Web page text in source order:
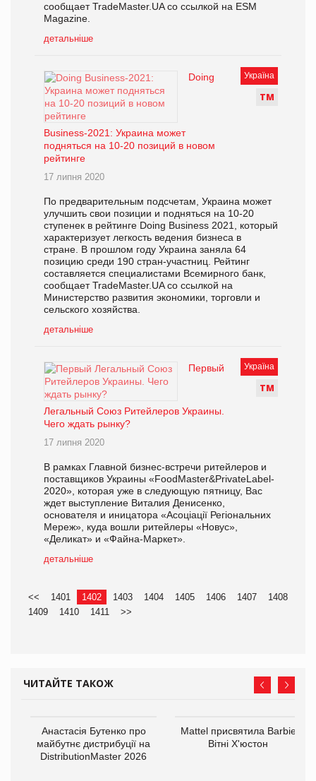
сообщает TradeMaster.UA со ссылкой на ESM
Magazine.
детальніше
Україна
ТМ
Doing
Business-2021: Украина может
подняться на 10-20 позиций в новом
рейтинге
17 липня 2020
По предварительным подсчетам, Украина может
улучшить свои позиции и подняться на 10-20
ступенек в рейтинге Doing Business 2021, который
характеризует легкость ведения бизнеса в
стране. В прошлом году Украина заняла 64
позицию среди 190 стран-участниц. Рейтинг
составляется специалистами Всемирного банк,
сообщает TradeMaster.UA со ссылкой на
Министерство развития экономики, торговли и
сельского хозяйства.
детальніше
Україна
ТМ
Первый
Легальный Союз Ритейлеров Украины.
Чего ждать рынку?
17 липня 2020
В рамках Главной бизнес-встречи ритейлеров и
поставщиков Украины «FoodMaster&PrivateLabel-
2020», которая уже в следующую пятницу, Вас
ждет выступление Виталия Денисенко,
основателя и иницатора «Асоціації Регіональних
Мереж», куда вошли ритейлеры «Новус»,
«Деликат» и «Файна-Маркет».
детальніше
<< 1401 1402 1403 1404 1405 1406 1407
1408
1409
1410 1411 >>
ЧИТАЙТЕ ТАКОЖ
Анастасія Бутенко про
майбутнє дистрибуції на
DistributionMaster 2026
Mattel присвятила Barbie
Вітні Х'юстон